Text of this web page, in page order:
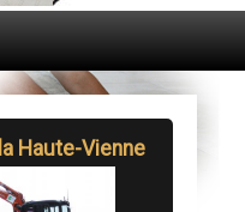
Haute-Vienne